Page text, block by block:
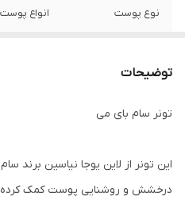
نوع پوست انواع پوست
توضیحات
تونر سام بای می
این تونر از لاین یوجا نیاسین برند